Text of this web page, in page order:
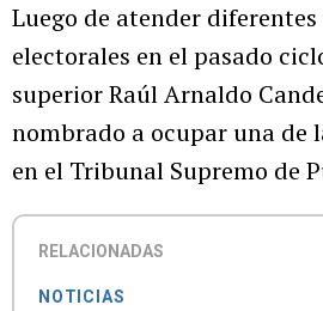
Luego de atender
electorales en el pasado
superior Raúl Arnaldo
nombrado a ocupar una de
en el Tribunal Supremo de
RELACIONADAS
NOTICIAS